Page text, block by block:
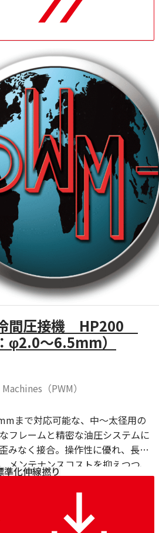
間圧接機 HP200
φ2.0～6.5mm）
（PWM）
まで対応可能な、中〜太径用の
フレームと精密な油圧システムに
みなく接合。操作性に優れ、長寿
メンテナンスコストを抑えつつ、
上に大きく寄与します。
準化伸線撚り